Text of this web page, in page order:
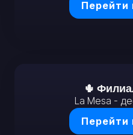
Перейти
🌵
La Mesa -
Перейти